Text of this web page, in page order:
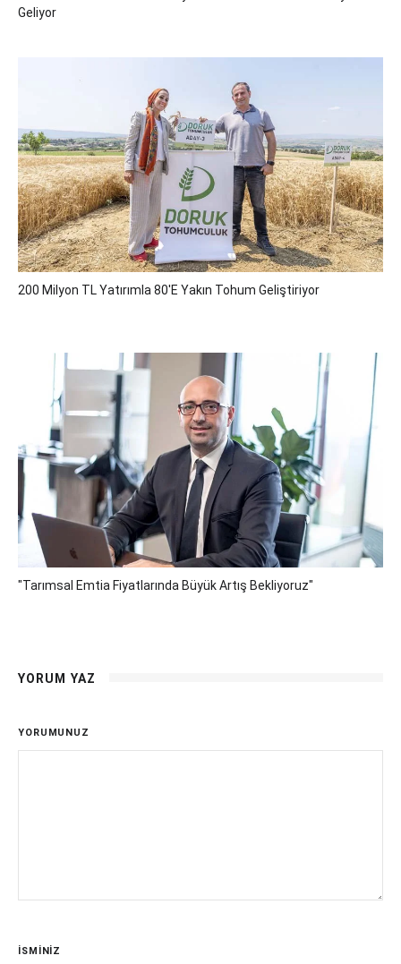
Geliyor
200 Milyon TL Yatırımla 80'e Yakın Tohum Geliştiriyor
"Tarımsal Emtia Fiyatlarında Büyük Artış Bekliyoruz"
YORUM YAZ
YORUMUNUZ
İSMİNİZ